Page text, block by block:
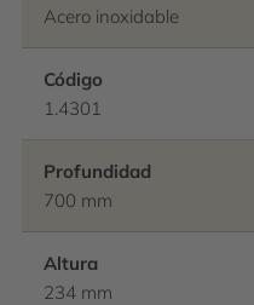
Acero inoxidable
Código
1.4301
Profundidad
700 mm
Altura
234 mm